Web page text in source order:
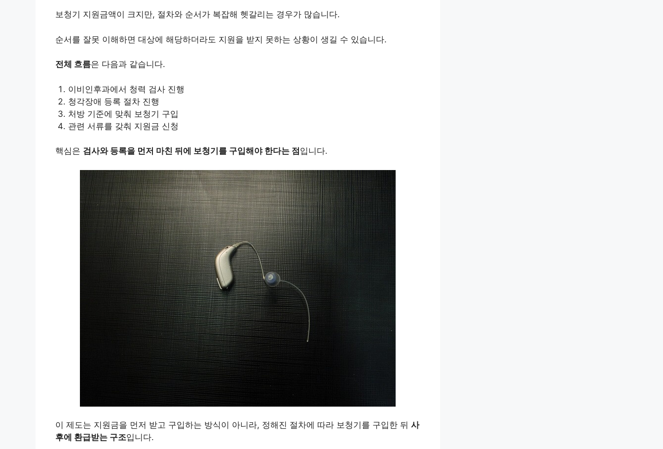
보청기 지원금액이 크지만, 절차와 순서가 복잡해 헷갈리는 경우가 많습니다.
순서를 잘못 이해하면 대상에 해당하더라도 지원을 받지 못하는 상황이 생길 수 있습니다.
전체 흐름은 다음과 같습니다.
이비인후과에서 청력 검사 진행
청각장애 등록 절차 진행
처방 기준에 맞춰 보청기 구입
관련 서류를 갖춰 지원금 신청
핵심은 검사와 등록을 먼저 마친 뒤에 보청기를 구입해야 한다는 점 입니다.
이 제도는 지원금을 먼저 받고 구입하는 방식이 아니라, 정해진 절차에 따라 보청기를 구입한 뒤 사
후에 환급받는 구조입니다.